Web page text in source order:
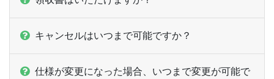
キャンセルはいつまで可能ですか？
仕様が変更になった場合、いつまで変更が可能で